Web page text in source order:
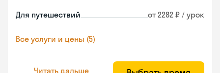
Для путешествий от 2282 ₽ / урок
Все услуги и цены (5)
Читать дальше